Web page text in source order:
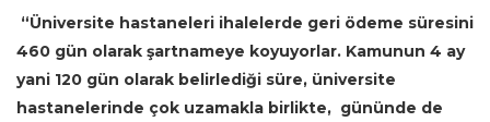
“Üniversite hastaneleri ihalelerde geri ödeme süresini
460 gün olarak şartnameye koyuyorlar. Kamunun 4 ay
yani 120 gün olarak belirlediği süre, üniversite
hastanelerinde çok uzamakla birlikte, gününde de